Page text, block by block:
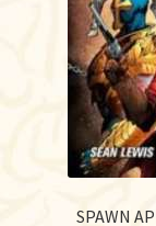
SPAWN